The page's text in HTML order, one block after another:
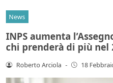
News
INPS aumenta
chi prenderà di più nel
Roberto Arciola - 18